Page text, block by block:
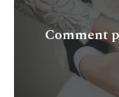
Comment